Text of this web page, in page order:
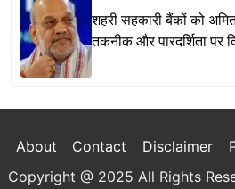
शहरी सहकारी बैंकों को
तकनीक और पारदर्शिता पर
About Contact Disclaimer
Copyright @ 2025 All Rights